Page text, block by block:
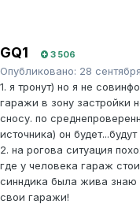
GQ1 3 506
Опубликовано: 28
1. я тронут) но я не
гаражи в зону застройки
сносу. по
источника) он
2. на рогова ситуация
где у человека гараж
синндика была жива
свои гаражи!